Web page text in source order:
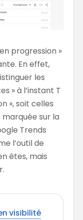
progression »
En effet,
les
» à l’instant T
», soit celles
marquée sur la
Trends
l’outil de
êtes, mais
visibilité